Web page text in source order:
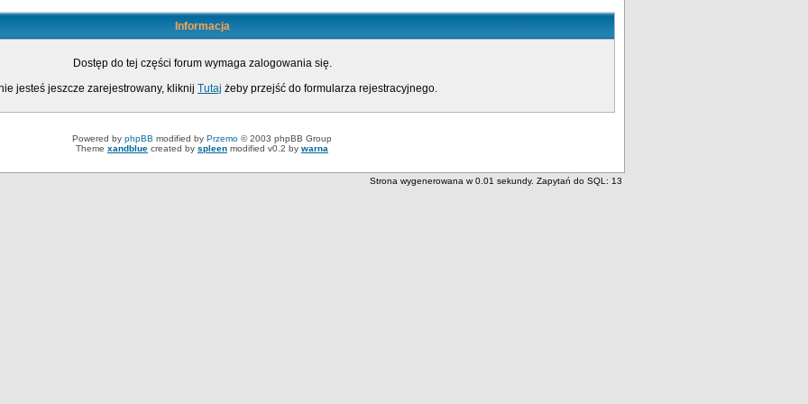
Informacja
Dostęp do tej części forum wymaga zalogowania się.
jesteś jeszcze zarejestrowany, kliknij Tutaj żeby przejść do formularza rejestracyjnego.
Powered by phpBB modified by Przemo © 2003 phpBB Group
Theme xandblue created by spleen modified v0.2 by warna
Strona wygenerowana w 0.01 sekundy. Zapytań do SQL: 13